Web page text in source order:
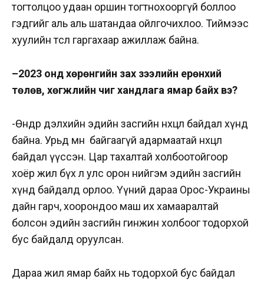
тогтолцоо удаан оршин тогтнохооргүй боллоо
гэдгийг аль аль шатандаа ойлгочихлоо. Тиймээс
хуулийн төсөл гаргахаар ажиллаж байна.
–2023 онд хөрөнгийн зах зээлийн ерөнхий
төлөв, хөгжлийн чиг хандлага ямар байх вэ?
-Өнөөдөр дэлхийн эдийн засгийн нөхцөл байдал хүнд
байна. Урьд өмнө байгаагүй адармаатай нөхцөл
байдал үүссэн. Цар тахалтай холбоотойгоор
хоёр жил бүх л улс орон нийгэм эдийн засгийн
хүнд байдалд орлоо. Үүний дараа Орос-Украины
дайн гарч, хоорондоо маш их хамааралтай
болсон эдийн засгийн гинжин холбоог тодорхой
бус байдалд оруулсан.
Дараа жил ямар байх нь тодорхой бус байдал